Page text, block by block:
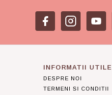
INFORMATII UTILE
DESPRE NOI
TERMENI SI CONDITII